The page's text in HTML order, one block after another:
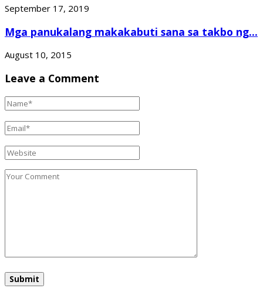
September 17, 2019
Mga panukalang makakabuti sana sa takbo ng...
August 10, 2015
Leave a Comment